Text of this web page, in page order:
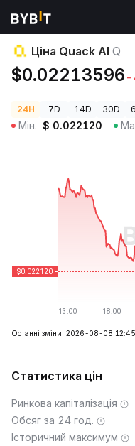
Ціни криптовалют
Ціна Quack AI Q
$0.02213596-
24H 7D 14D 30D
Мін. $ 0.022120
Останні зміни: 2026-08-08
Статистика цін
Ринкова капіталізація
Обсяг за 24 год.
Історичний максимум